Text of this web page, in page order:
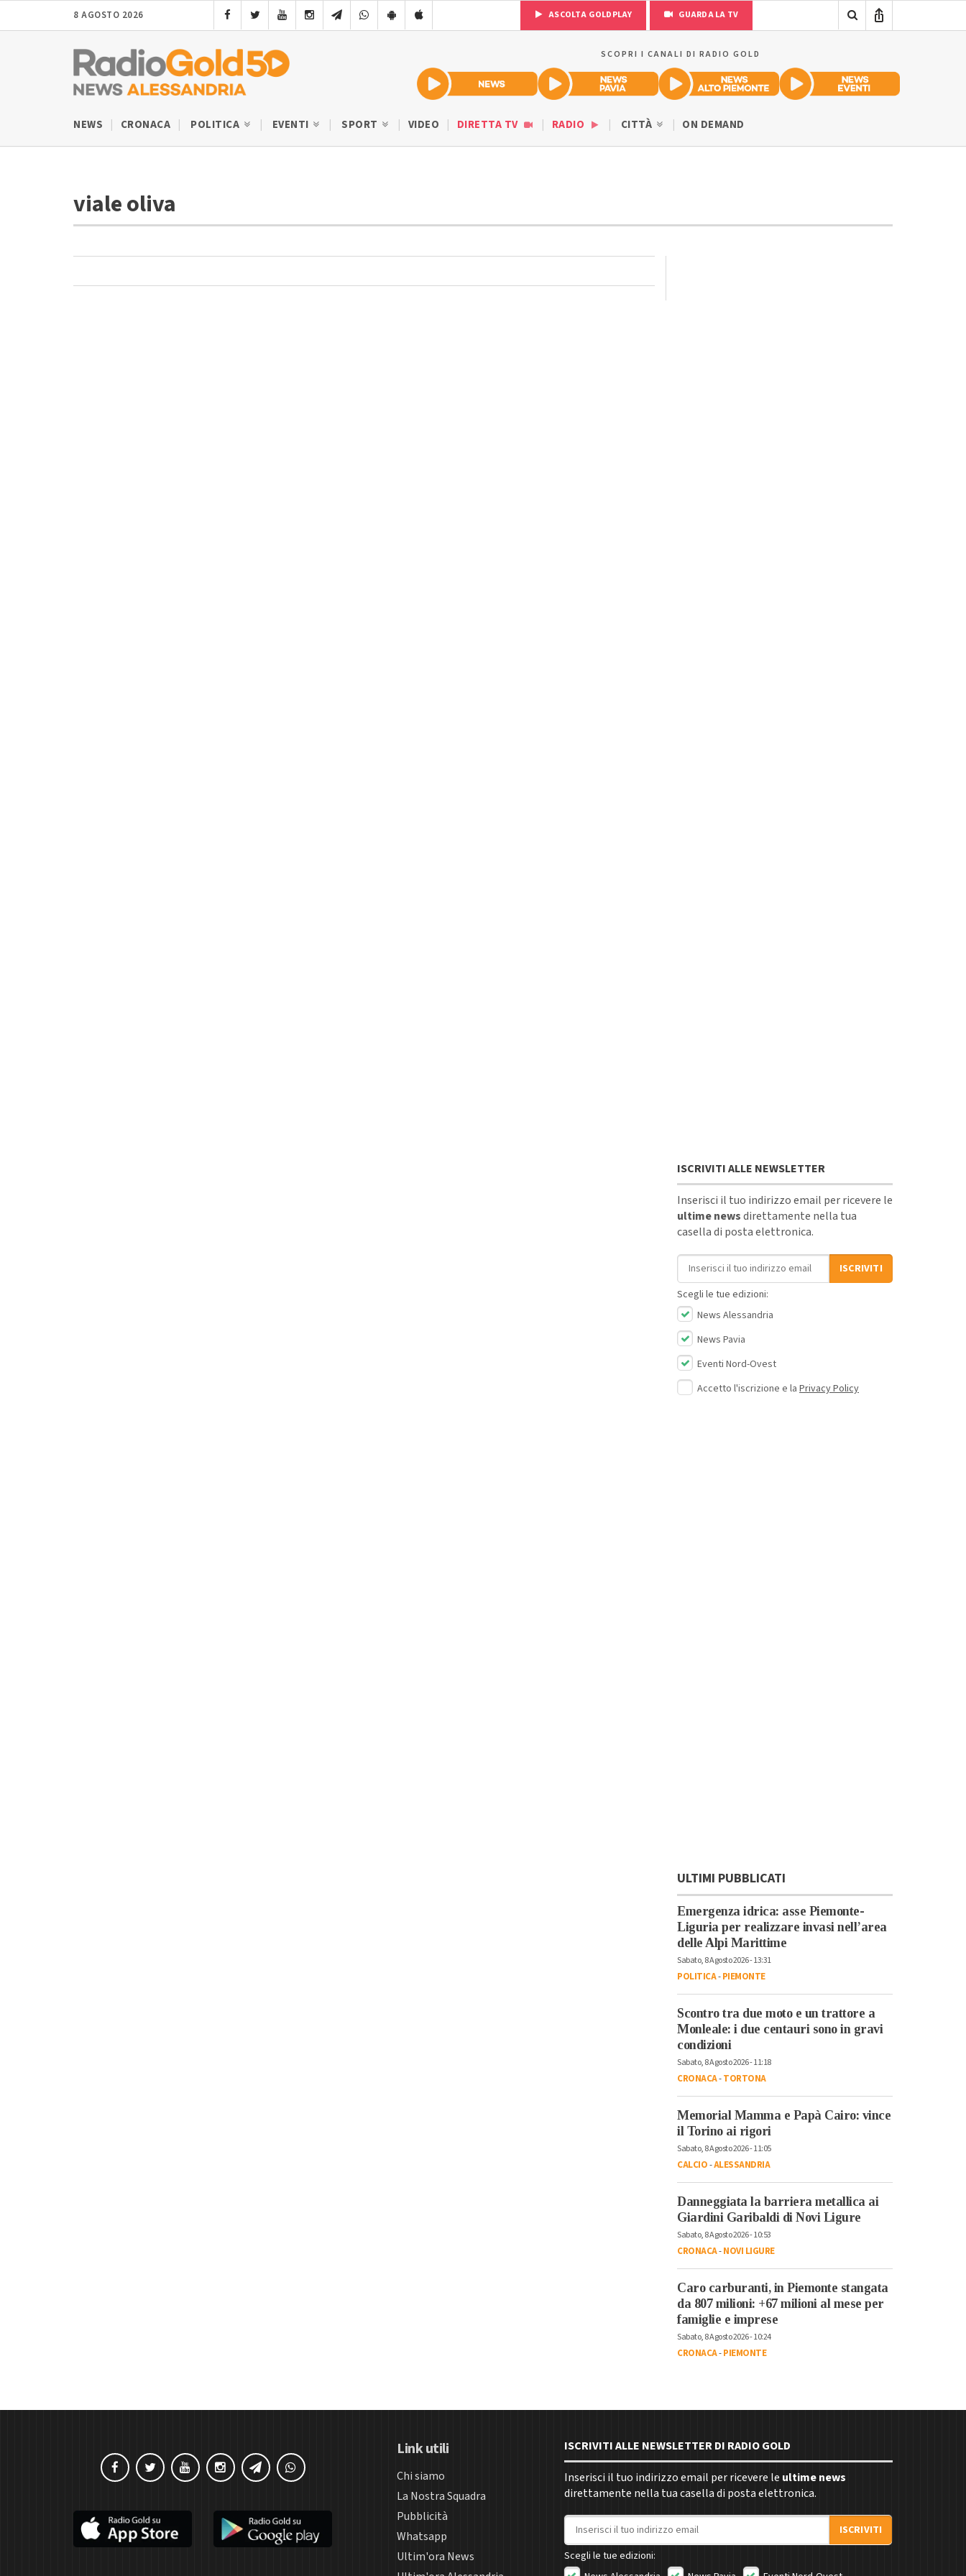
8 AGOSTO 2026 ASCOLTA GOLDPLAY GUARDA LA TV
SCOPRI I CANALI DI RADIO GOLD
NEWS CRONACA POLITICA EVENTI SPORT VIDEO DIRETTA TV RADIO CITTÀ ON DEMAND
viale oliva
ISCRIVITI ALLE NEWSLETTER
Inserisci il tuo indirizzo email per ricevere le
ultime newsdirettamente nella tua
casella di posta elettronica.
Indirizzo email
ISCRIVITI
Scegli le tue edizioni:
News Alessandria
News Pavia
Eventi Nord-Ovest
Accetto l'iscrizione e la Privacy Policy
ULTIMI PUBBLICATI
Emergenza idrica: asse Piemonte-
Liguria per realizzare invasi nell’area
delle Alpi Marittime
Sabato, 8 Agosto 2026 - 13:31
POLITICA-PIEMONTE
Scontro tra due moto e un trattore a
Monleale: i due centauri sono in gravi
condizioni
Sabato, 8 Agosto 2026 - 11:18
CRONACA-TORTONA
Memorial Mamma e Papà Cairo: vince
il Torino ai rigori
Sabato, 8 Agosto 2026 - 11:05
CALCIO-ALESSANDRIA
Danneggiata la barriera metallica ai
Giardini Garibaldi di Novi Ligure
Sabato, 8 Agosto 2026 - 10:53
CRONACA-NOVI LIGURE
Caro carburanti, in Piemonte stangata
da 807 milioni: +67 milioni al mese per
famiglie e imprese
Sabato, 8 Agosto 2026 - 10:24
CRONACA-PIEMONTE
Link utili
Chi siamo
La Nostra Squadra
Pubblicità
Whatsapp
Ultim'ora News
ISCRIVITI ALLE NEWSLETTER DI RADIO GOLD
Inserisci il tuo indirizzo email per ricevere le ultime news
direttamente nella tua casella di posta elettronica.
Indirizzo email
ISCRIVITI
Scegli le tue edizioni: